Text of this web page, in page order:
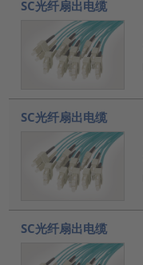
SC光纤扇出电缆
SC光纤扇出电缆
SC光纤扇出电缆